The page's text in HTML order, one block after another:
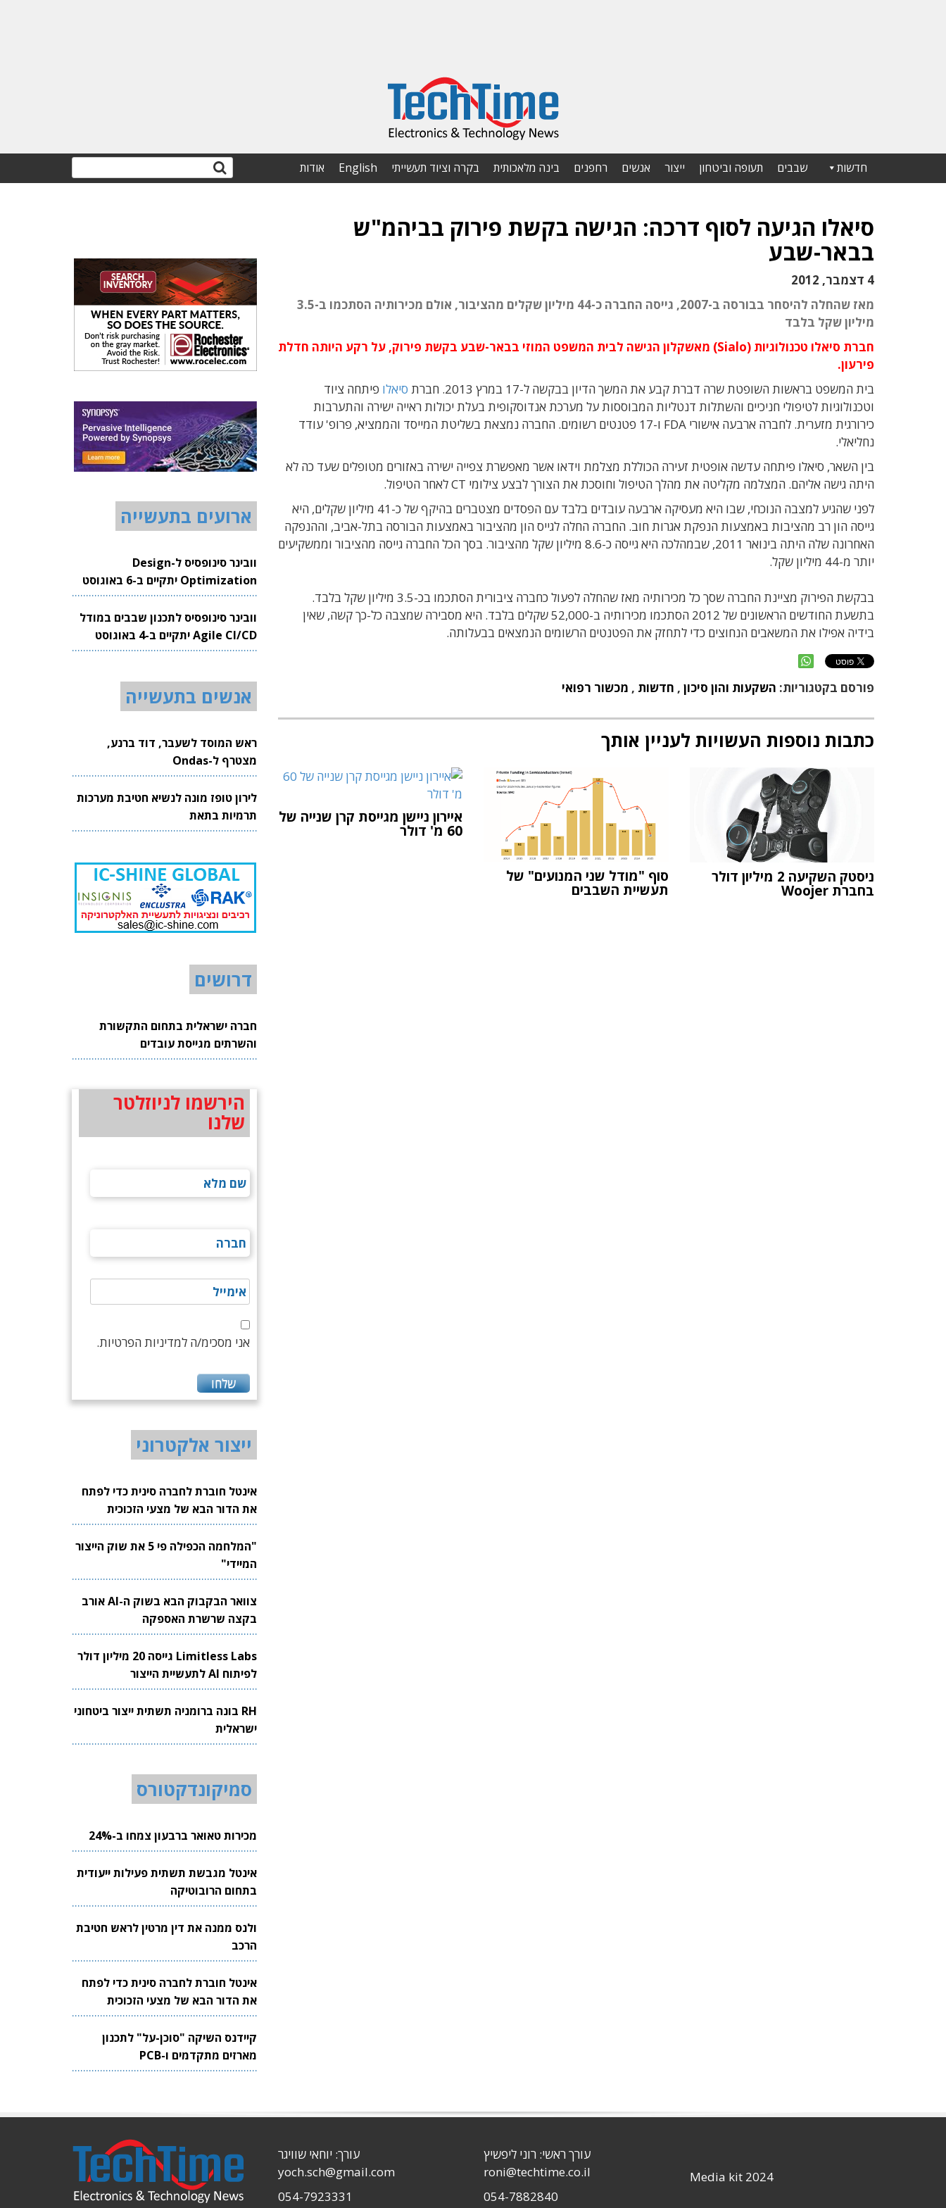
חדשות שבבים תעופה וביטחון ייצור אנשים רחפנים בינה מלאכותית בקרה וציוד תעשייתי English אודות
סיאלו הגיעה לסוף דרכה: הגישה בקשת פירוק בביהמ"ש
בבאר-שבע
4 דצמבר, 2012
מאז שהחלה להיסחר בבורסה ב-2007, גייסה החברה כ-44 מיליון שקלים מהציבור, אולם מכירותיה הסתכמו ב-3.5
מיליון שקל בלבד
חברת סיאלו טכנולוגיות (Sialo) מאשקלון הגישה לבית המשפט המוזי בבאר-שבע בקשת פירוק, על רקע היותה חדלת
פירעון.
בית המשפט בראשות השופטת שרה דברת קבע את המשך הדיון בבקשה ל-17 במרץ 2013. חברת
סיאלו פיתחה ציוד
וטכנולוגיות לטיפולי חניכיים והשתלות דנטליות המבוססות על מערכת אנדוסקופית בעלת יכולות ראייה ישירה והתערבות
כירורגית מזערית. לחברה ארבעה אישורי FDA ו-17 פטנטים רשומים. החברה נמצאת בשליטת המייסד והממציא, פרופ' עודד
נחליאלי.
בין השאר, סיאלו פיתחה עדשה אופטית זעירה הכוללת מצלמת וידאו אשר מאפשרת צפייה ישירה באזורים מטופלים שעד כה לא
היתה גישה אליהם. המצלמה מקליטה את מהלך הטיפול וחוסכת את הצורך לבצע צילומי CT לאחר הטיפול.
לפני שהגיע למצבה הנוכחי, שבו היא מעסיקה ארבעה עובדים בלבד עם הפסדים מצטברים בהיקף של כ-41 מיליון שקלים, היא
גייסה הון רב מהציבות באמצעות הנפקת אגרות חוב. החברה החלה לגייס הון מהציבור באמצעות הבורסה בתל-אביב, וההנפקה
האחרונה שלה היתה בינואר 2011, שבמהלכה היא גייסה כ-8.6 מיליון שקל מהציבור. בסך הכל החברה גייסה מהציבור וממשקיעים
יותר מ-44 מיליון שקל.
בבקשת הפירוק מציינת החברה שסך כל מכירותיה מאז שהחלה לפעול כחברה ציבורית הסתכמו בכ-3.5 מיליון שקל בלבד.
בתשעת החודשים הראשונים של 2012 הסתכמו מכירותיה ב-52,000 שקלים בלבד. היא מסבירה שמצבה כל-כך קשה, שאין
בידיה אפילו את המשאבים הנחוצים כדי לתחזק את הפטנטים הרשומים הנמצאים בבעלותה.
פורסם בקטגוריות: השקעות והון סיכון , חדשות , מכשור רפואי
כתבות נוספות העשויות לעניין אותך
ניסטק השקיעה 2 מיליון דולר
בחברת Woojer
סוף "מודל שני המנועים" של
תעשיית השבבים
איירון ניישן מגייסת קרן שנייה של
60 מ' דולר
ארועים בתעשייה
וובינר סינופסיס ל-Design
Optimization יתקיים ב-6 באוגוסט
2026
וובינר סינופסיס לתכנון שבבים במודל
Agile CI/CD יתקיים ב-4 באוגוסט
2026
אנשים בתעשייה
ראש המוסד לשעבר, דוד ברנע,
מצטרף ל-Ondas
לירון טופז מונה לנשיא חטיבת מערכות
תרמיות בתאת
דרושים
חברה ישראלית בתחום התקשורת
והשרתים מגייסת עובדים
הירשמו לניוזלטר
שלנו
אני מסכימ/ה למדיניות הפרטיות.
ייצור אלקטרוני
אינטל חוברת לחברה סינית כדי לפתח
את הדור הבא של מצעי הזכוכית
לשבבים
"המלחמה הכפילה פי 5 את שוק הייצור
המיידי"
צוואר הבקבוק הבא בשוק ה-AI אורב
בקצה שרשרת האספקה
Limitless Labs גייסה 20 מיליון דולר
לפיתוח AI לתעשיית הייצור
RH בונה ברומניה תשתית ייצור ביטחוני
ישראלית
סמיקונדקטורס
מכירות טאואר ברבעון צמחו ב-24%
אינטל מגבשת תשתית פעילות ייעודית
בתחום הרובוטיקה
ולנס ממנה את דין מרטין לראש חטיבת
הרכב
אינטל חוברת לחברה סינית כדי לפתח
את הדור הבא של מצעי הזכוכית
לשבבים
קיידנס השיקה "סוכן-על" לתכנון
מארזים מתקדמים ו-PCB
Media kit 2024
עורך ראשי: רוני ליפשיץ
roni@techtime.co.il
054-7882840
עורך: יוחאי שוויגר
yoch.sch@gmail.com
054-7923331